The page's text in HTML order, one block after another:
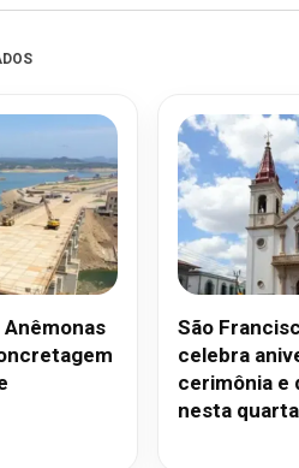
Anêmonas
São
celebra
cerimônia e
nesta quarta